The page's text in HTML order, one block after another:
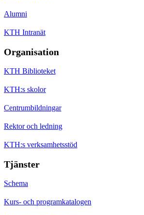
Alumni
KTH Intranät
Organisation
KTH Biblioteket
KTH:s skolor
Centrumbildningar
Rektor och ledning
KTH:s verksamhetsstöd
Tjänster
Schema
Kurs- och programkatalogen